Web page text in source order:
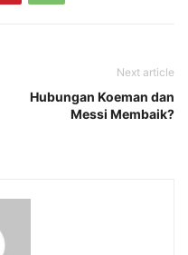
Next article
Hubungan Koeman dan
Messi Membaik?